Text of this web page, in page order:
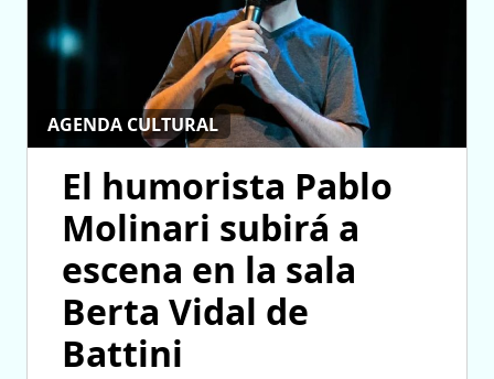
AGENDA CULTURAL
El humorista Pablo
Molinari subirá a
escena en la sala
Berta Vidal de
Battini